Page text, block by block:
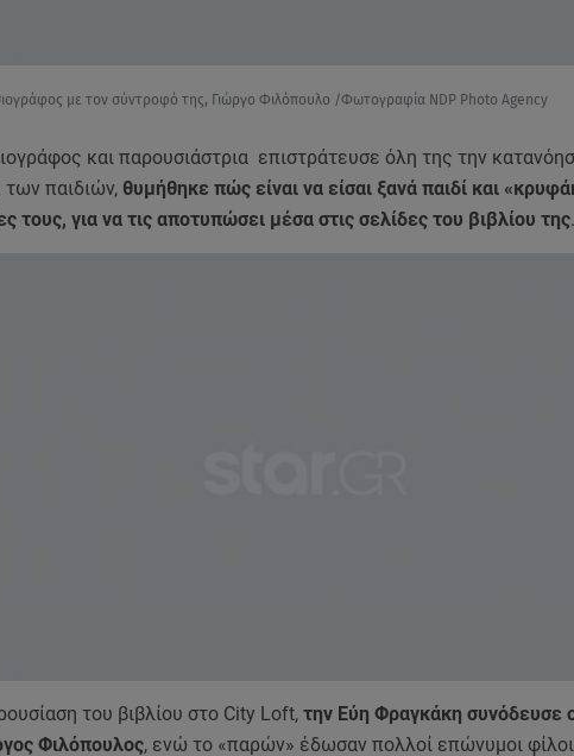
με τον σύντροφό της, Γιώργο Φιλόπουλο /Φωτογραφία NDP Photo Agency
και παρουσιάστρια επιστράτευσε όλη της την
των παιδιών, θυμήθηκε πώς είναι να είσαι ξανά παιδί και
τους, για να τις αποτυπώσει μέσα στις σελίδες του βιβλίου της.
του βιβλίου στο City Loft, την Εύη Φραγκάκη συνόδευσε
Φιλόπουλος, ενώ το «παρών» έδωσαν πολλοί επώνυμοι